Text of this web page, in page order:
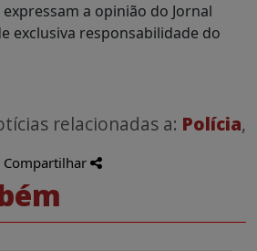
a opinião do Jornal
exclusiva responsabilidade do
relacionadas a: Polícia,
Compartilhar